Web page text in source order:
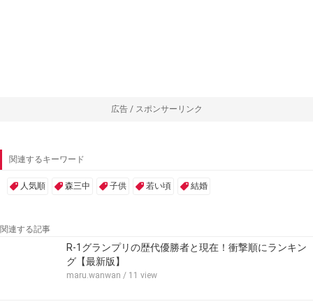
広告 / スポンサーリンク
関連するキーワード
人気順 森三中 子供 若い頃 結婚
関連する記事
R-1グランプリの歴代優勝者と現在！衝撃順にランキン
グ【最新版】
maru.wanwan / 11 view